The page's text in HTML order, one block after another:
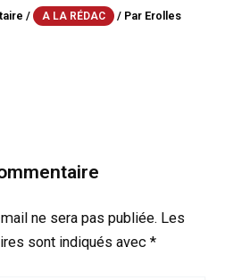
/ A LA RÉDAC / Par Erolles
ne sera pas publiée. Les
sont indiqués avec *